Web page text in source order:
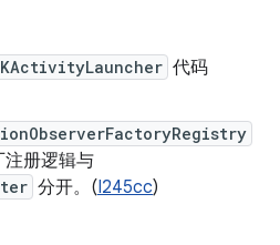
代码
注册逻辑与
分开。(I245cc)